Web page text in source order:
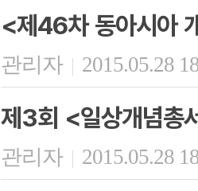
<제46차 동아시아
관리자 | 2015.05.28
제3회 <일상개념총
관리자 | 2015.05.28